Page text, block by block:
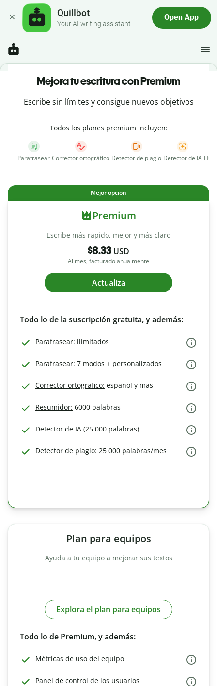
Quillbot
Your AI writing assistant
Open App
Mejora tu escritura con Premium
Escribe sin límites y consigue nuevos objetivos
Todos los planes premium incluyen:
Parafrasear Corrector ortográfico Detector de plagio Detector de IA
Mejor opción
Premium
Escribe más rápido, mejor y más claro
$8.33 USD
Al mes, facturado anualmente
Actualiza
Todo lo de la suscripción gratuita, y además:
Parafrasear: ilimitados
Parafrasear: 7 modos + personalizados
Corrector ortográfico: español y más
Resumidor: 6000 palabras
Detector de IA (25 000 palabras)
Detector de plagio: 25 000 palabras/mes
Plan para equipos
Ayuda a tu equipo a mejorar sus textos
Explora el plan para equipos
Todo lo de Premium, y además:
Métricas de uso del equipo
Panel de control de los usuarios